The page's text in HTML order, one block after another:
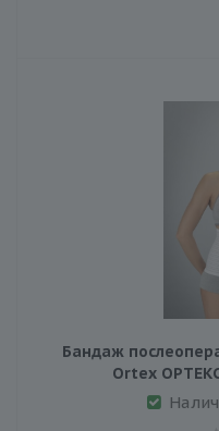
Бандаж
Ortex